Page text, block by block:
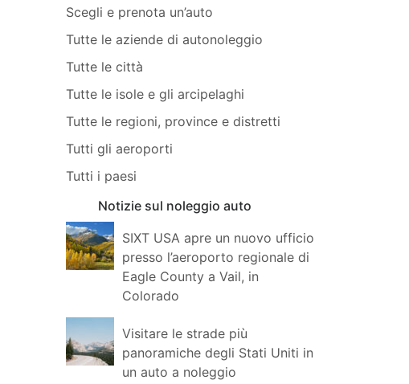
Scegli e prenota un’auto
Tutte le aziende di autonoleggio
Tutte le città
Tutte le isole e gli arcipelaghi
Tutte le regioni, province e distretti
Tutti gli aeroporti
Tutti i paesi
Notizie sul noleggio auto
SIXT USA apre un nuovo ufficio
presso l’aeroporto regionale di
Eagle County a Vail, in
Colorado
Visitare le strade più
panoramiche degli Stati Uniti in
un auto a noleggio